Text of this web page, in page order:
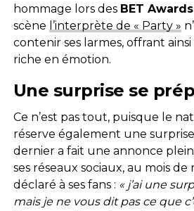
hommage lors des BET Awards
scène l’interprète de « Party »
contenir ses larmes, offrant
riche en émotion.
Une surprise se
Ce n’est pas tout, puisque le
réserve également une
dernier a fait une annonce
ses réseaux sociaux, au mois de
déclaré à ses fans : « j’ai une
mais je ne vous dit pas ce que